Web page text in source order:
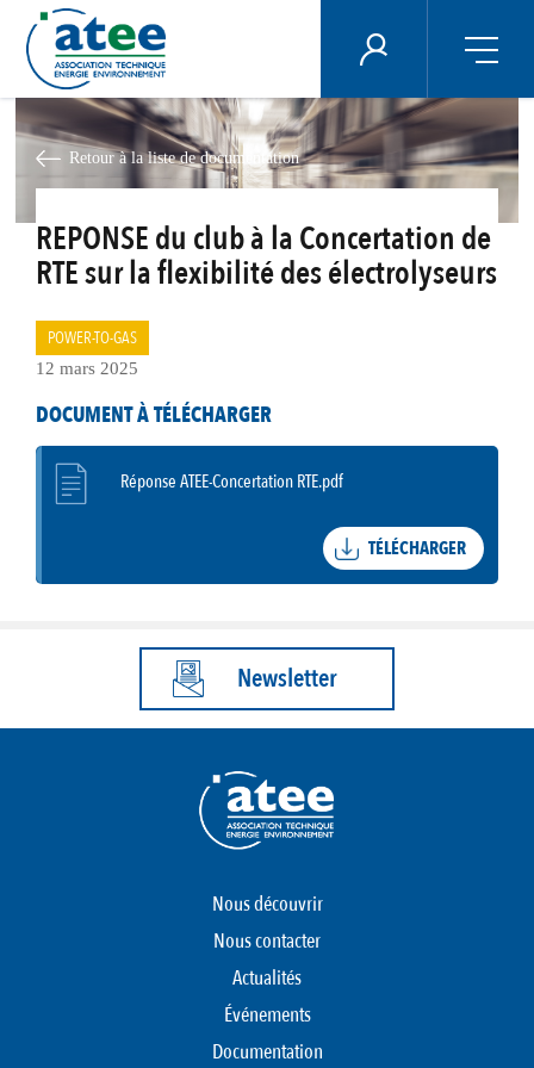
au
contenu
principal
ÉNERGIE PLUS
Retour à la liste de documentation
REPONSE du club à la Concertation de
RTE sur la flexibilité des électrolyseurs
POWER-TO-GAS
12 mars 2025
DOCUMENT À TÉLÉCHARGER
Réponse ATEE-Concertation RTE.pdf
TÉLÉCHARGER
Newsletter
Nous découvrir
Nous contacter
Actualités
Événements
Documentation
Panneau de gestion des cookies